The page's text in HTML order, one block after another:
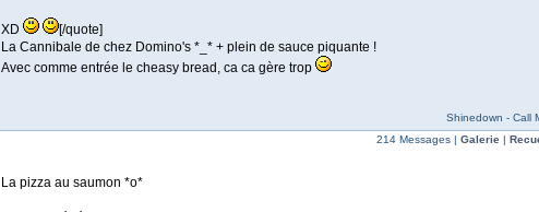
XD
[/quote]
La Cannibale de chez Domino's *_* + plein de sauce piquante !
Avec comme entrée le cheasy bread, ca ca gère trop
Shinedown - Call
214 Messages | Galerie |
La pizza au saumon *o*